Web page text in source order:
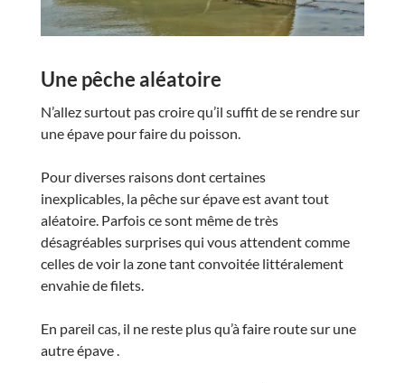
Une pêche aléatoire
N’allez surtout pas croire qu’il suffit de se rendre sur
une épave pour faire du poisson.
Pour diverses raisons dont certaines
inexplicables, la pêche sur épave est avant tout
aléatoire.Parfois ce sont même de très
désagréables surprises qui vous attendent comme
celles de voir la zone tant convoitée littéralement
envahie de filets.
En pareil cas, il ne reste plus qu’à faire route sur une
autre épave .